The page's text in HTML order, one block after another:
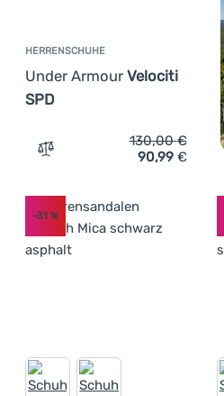
HERRENSCHUHE
Under Armour Velociti
SPD
Zum Vergleich
130,00€
90,99 €
-31 %